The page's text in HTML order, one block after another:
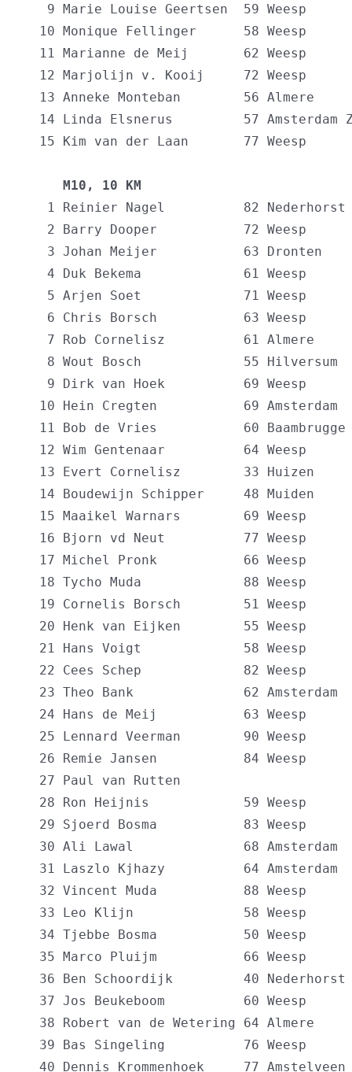
9 Marie Louise Geertsen  59 Weesp
10 Monique Fellinger      58 Weesp
11 Marianne de Meij       62 Weesp
12 Marjolijn v. Kooij     72 Weesp
13 Anneke Monteban        56 Almere
14 Linda Elsnerus         57 Amsterdam
15 Kim van der Laan       77 Weesp
M10,
1 Reinier Nagel          82 Nederhorst
2 Barry Dooper           72 Weesp
3 Johan Meijer           63 Dronten
4 Duk Bekema             61 Weesp
5 Arjen Soet             71 Weesp
6 Chris Borsch           63 Weesp
7 Rob Cornelisz          61 Almere
8 Wout Bosch             55 Hilversum
9 Dirk van Hoek          69 Weesp
10 Hein Cregten           69 Amsterdam
11 Bob de Vries           60 Baambrugge
12 Wim Gentenaar          64 Weesp
13 Evert Cornelisz        33 Huizen
14 Boudewijn Schipper     48 Muiden
15 Maaikel Warnars        69 Weesp
16 Bjorn vd Neut          77 Weesp
17 Michel Pronk           66 Weesp
18 Tycho Muda             88 Weesp
19 Cornelis Borsch        51 Weesp
20 Henk van Eijken        55 Weesp
21 Hans Voigt             58 Weesp
22 Cees Schep             82 Weesp
23 Theo Bank              62 Amsterdam
24 Hans de Meij           63 Weesp
25 Lennard Veerman        90 Weesp
26 Remie Jansen           84 Weesp
27 Paul van Rutten
28 Ron Heijnis            59 Weesp
29 Sjoerd Bosma           83 Weesp
30 Ali Lawal              68 Amsterdam
31 Laszlo Kjhazy          64 Amsterdam
32 Vincent Muda           88 Weesp
33 Leo Klijn              58 Weesp
34 Tjebbe Bosma           50 Weesp
35 Marco Pluijm           66 Weesp
36 Ben Schoordijk         40 Nederhorst
37 Jos Beukeboom          60 Weesp
38 Robert van de Wetering 64 Almere
39 Bas Singeling          76 Weesp
40 Dennis Krommenhoek     77 Amstelveen